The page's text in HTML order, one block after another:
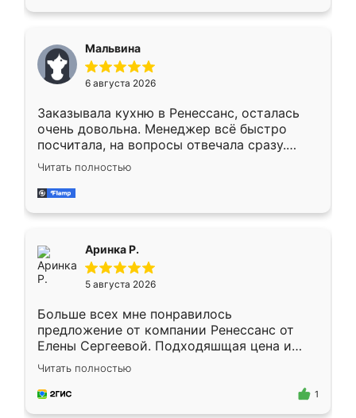
меньше, здесь же он более разнообразный.
Мне нравится ,если что-то потребуется из
мебели буду заказывать только здесь.
Мальвина
6 августа 2026
Заказывала кухню в Ренессанс, осталась
очень довольна. Менеджер всё быстро
посчитала, на вопросы отвечала сразу.
Замерщик приехал в субботу, подошёл к
делу со всей ответственностью. Собрали
за день, ребята работали аккуратно, даже
Читать полностью
Аринка Р.
5 августа 2026
Больше всех мне понравилось
предложение от компании Ренессанс от
Елены Сергеевой. Подходяшщая цена и
короткие сроки изготовления. Приехавший
для замера сотрудник Владислав
предложил по моему эскизу самый
Читать полностью
1